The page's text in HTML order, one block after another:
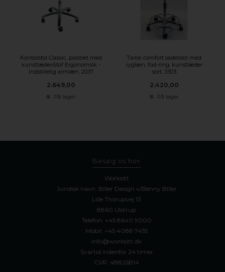
Kontorstol Classic, polstret med
kunstlæder/stof Ergonomisk -
indstillelig armlæn. 2037
2.649,00
På lager
Tarok comfort sadelstol med
ryglæn, fod-ring, kunstlæder
sort. 3303
2.420,00
På lager
Besøg os her
Worksitt
Juridisk navn: Biller Design v/Benny Biller
Lille Thorupvej 13
8860 Ulstrup
Telefon: +45 8640 9000
Mobil: +45 4088 7455
info@worksitt.dk
Svartid indenfor 24 timer
CVR: 48826814